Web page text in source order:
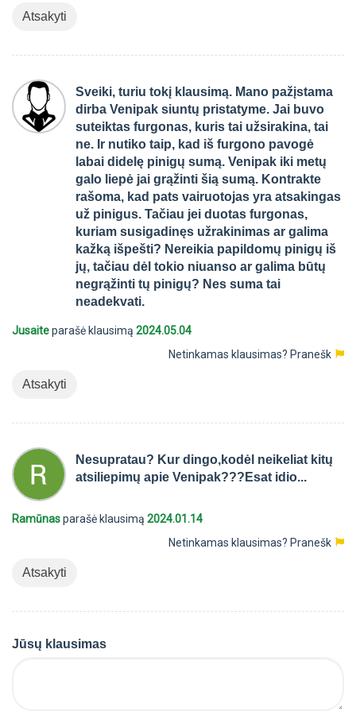
Atsakyti
Sveiki, turiu tokį klausimą. Mano pažįstama
dirba Venipak siuntų pristatyme. Jai buvo
suteiktas furgonas, kuris tai užsirakina, tai
ne. Ir nutiko taip, kad iš furgono pavogė
labai didelę pinigų sumą. Venipak iki metų
galo liepė jai grąžinti šią sumą. Kontrakte
rašoma, kad pats vairuotojas yra atsakingas
už pinigus. Tačiau jei duotas furgonas,
kuriam susigadinęs užrakinimas ar galima
kažką išpešti? Nereikia papildomų pinigų iš
jų, tačiau dėl tokio niuanso ar galima būtų
negrąžinti tų pinigų? Nes suma tai
neadekvati.
Jusaiteparašė klausimą 2024.05.04
Netinkamas klausimas? Pranešk
Atsakyti
Nesupratau? Kur dingo,kodėl neikeliat kitų
atsiliepimų apie Venipak???Esat idio...
Ramūnasparašė klausimą 2024.01.14
Netinkamas klausimas? Pranešk
Atsakyti
Jūsų klausimas